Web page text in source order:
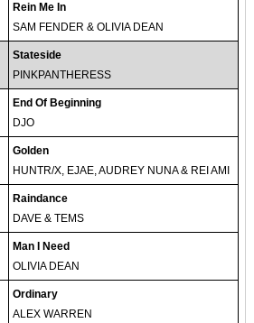
Rein Me In
SAM FENDER & OLIVIA DEAN
Stateside
PINKPANTHERESS
End Of Beginning
DJO
Golden
HUNTR/X, EJAE, AUDREY NUNA & REI AMI
Raindance
DAVE & TEMS
Man I Need
OLIVIA DEAN
Ordinary
ALEX WARREN